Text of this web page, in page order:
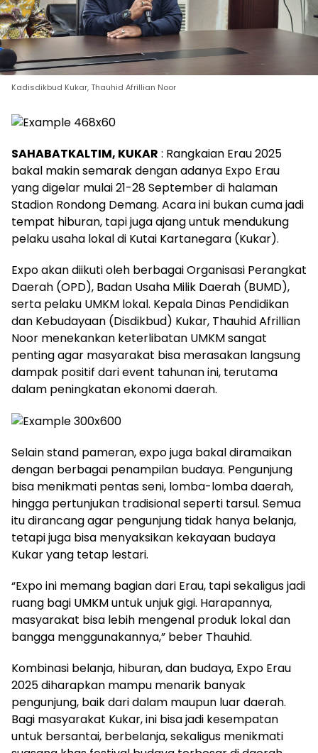
Kadisdikbud Kukar, Thauhid Afrillian Noor
SAHABATKALTIM, KUKAR : Rangkaian Erau 2025
bakal makin semarak dengan adanya Expo Erau
yang digelar mulai 21-28 September di halaman
Stadion Rondong Demang. Acara ini bukan cuma jadi
tempat hiburan, tapi juga ajang untuk mendukung
pelaku usaha lokal di Kutai Kartanegara (Kukar).
Expo akan diikuti oleh berbagai Organisasi Perangkat
Daerah (OPD), Badan Usaha Milik Daerah (BUMD),
serta pelaku UMKM lokal. Kepala Dinas Pendidikan
dan Kebudayaan (Disdikbud) Kukar, Thauhid Afrillian
Noor menekankan keterlibatan UMKM sangat
penting agar masyarakat bisa merasakan langsung
dampak positif dari event tahunan ini, terutama
dalam peningkatan ekonomi daerah.
Selain stand pameran, expo juga bakal diramaikan
dengan berbagai penampilan budaya. Pengunjung
bisa menikmati pentas seni, lomba-lomba daerah,
hingga pertunjukan tradisional seperti tarsul. Semua
itu dirancang agar pengunjung tidak hanya belanja,
tetapi juga bisa menyaksikan kekayaan budaya
Kukar yang tetap lestari.
“Expo ini memang bagian dari Erau, tapi sekaligus jadi
ruang bagi UMKM untuk unjuk gigi. Harapannya,
masyarakat bisa lebih mengenal produk lokal dan
bangga menggunakannya,” beber Thauhid.
Kombinasi belanja, hiburan, dan budaya, Expo Erau
2025 diharapkan mampu menarik banyak
pengunjung, baik dari dalam maupun luar daerah.
Bagi masyarakat Kukar, ini bisa jadi kesempatan
untuk bersantai, berbelanja, sekaligus menikmati